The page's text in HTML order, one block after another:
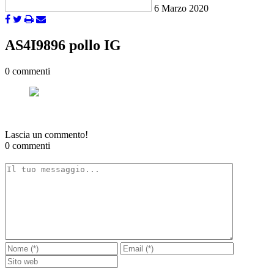
6 Marzo 2020
AS4I9896 pollo IG
0 commenti
Lascia un commento!
0 commenti